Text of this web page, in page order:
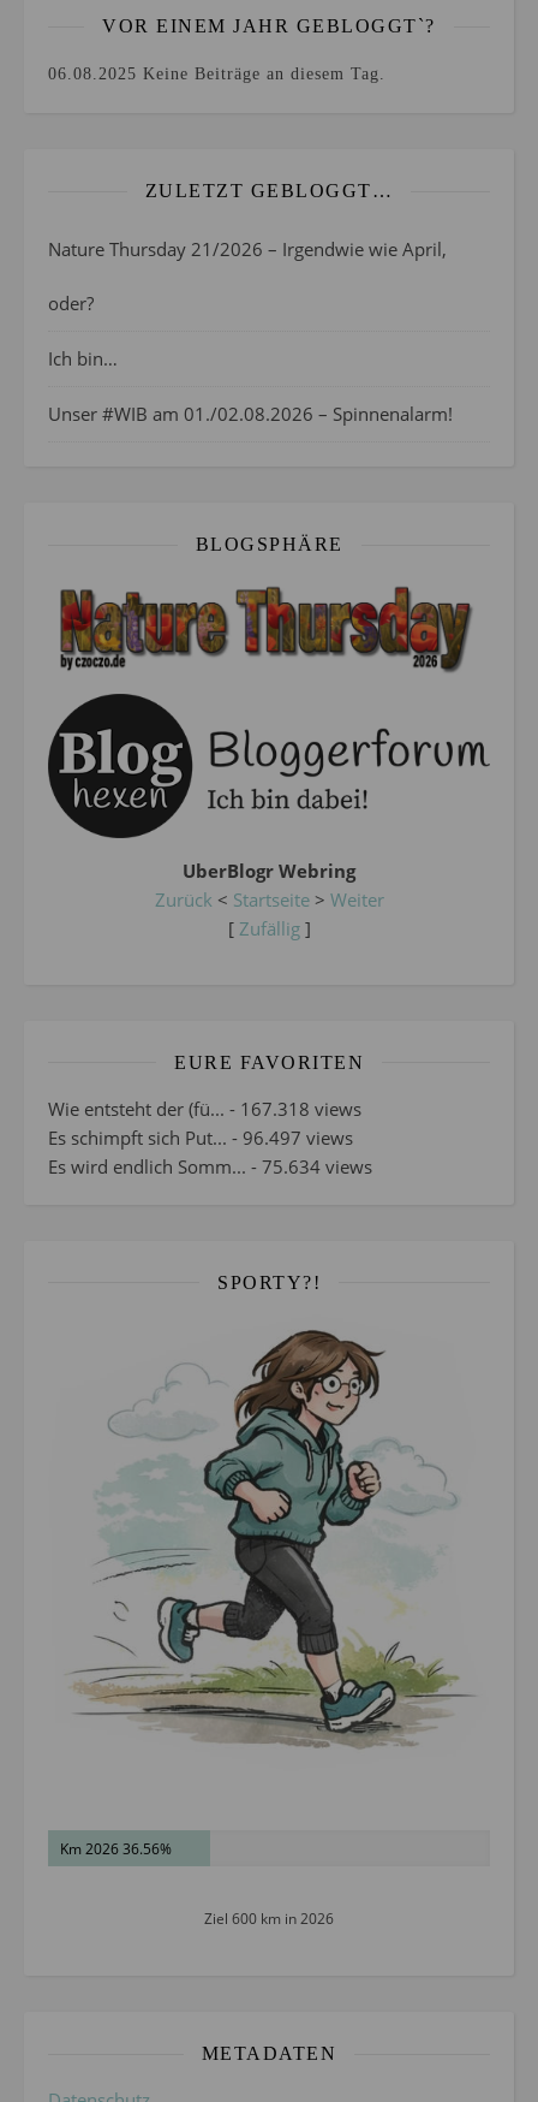
VOR EINEM JAHR GEBLOGGT`?
06.08.2025 Keine Beiträge an diesem Tag.
ZULETZT GEBLOGGT…
Nature Thursday 21/2026 – Irgendwie wie April,
oder?
Ich bin…
Unser #WIB am 01./02.08.2026 – Spinnenalarm!
BLOGSPHÄRE
UberBlogr Webring
Zurück < Startseite> Weiter
[ Zufällig]
EURE FAVORITEN
Wie entsteht der (fü... - 167.318 views
Es schimpft sich Put... - 96.497 views
Es wird endlich Somm... - 75.634 views
SPORTY?!
Km 2026 36.56%
Ziel 600 km in 2026
METADATEN